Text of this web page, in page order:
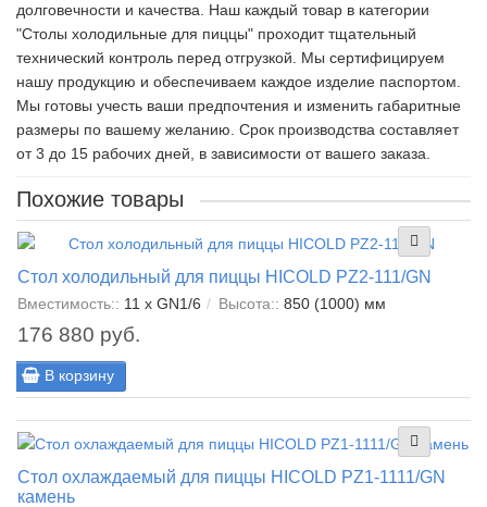
долговечности и качества. Наш каждый товар в категории
"Столы холодильные для пиццы" проходит тщательный
технический контроль перед отгрузкой. Мы сертифицируем
нашу продукцию и обеспечиваем каждое изделие паспортом.
Мы готовы учесть ваши предпочтения и изменить габаритные
размеры по вашему желанию. Срок производства составляет
от 3 до 15 рабочих дней, в зависимости от вашего заказа.
Похожие товары
Стол холодильный для пиццы HICOLD PZ2-111/GN
Вместимость:: 11 x GN1/6 Высота:: 850 (1000) мм
176 880 руб.
В корзину
Стол охлаждаемый для пиццы HICOLD PZ1-1111/GN
камень